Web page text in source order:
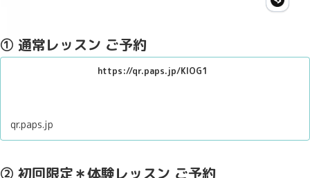
① 通常レッスン ご予約
https://qr.paps.jp/KlOG1
qr.paps.jp
② 初回限定＊体験レッスン ご予約